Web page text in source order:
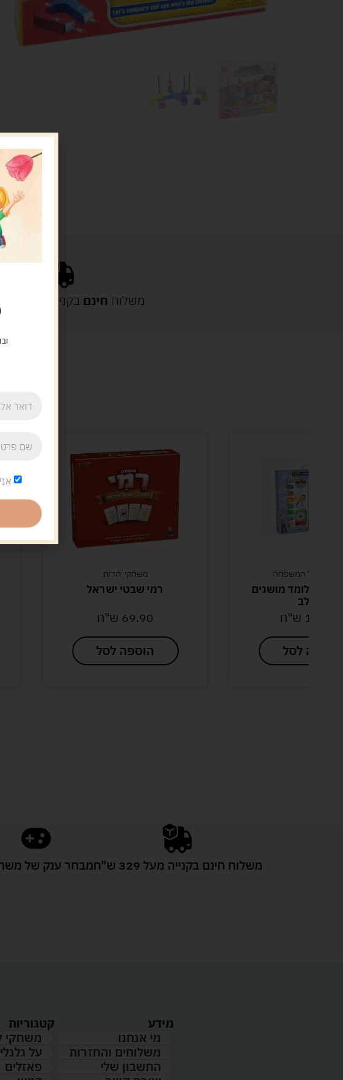
משלוח חינם בקנייה מעל 329 ש"ח
לכל המשפחה
אלי לומד מושגים
– חלב
110.00 ש"ח
הוספה לסל
משחקי יהדות
רמי שבטי ישראל
69.90 ש"ח
הוספה לסל
משלוח חינם בקנייה מעל 329 ש"ח מבחר ענק של
מידע
מי אנחנו
משלוחים והחזרות
החשבון שלי
קטגוריות
משחקי
על
פאזלים